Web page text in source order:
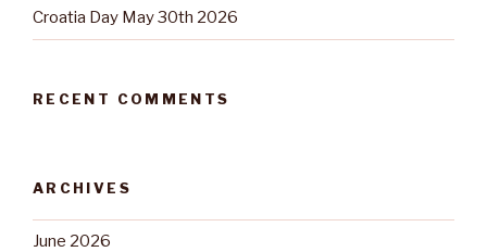
Croatia Day May 30th 2026
RECENT COMMENTS
ARCHIVES
June 2026